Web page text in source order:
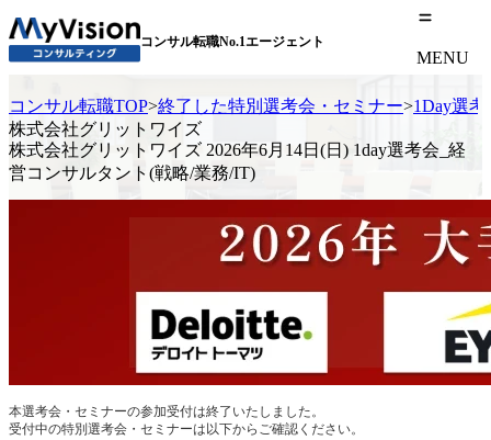
コンサル転職No.1エージェント
MENU
コンサル転職TOP>終了した特別選考会・セミナー>1Day選考
株式会社グリットワイズ
株式会社グリットワイズ 2026年6月14日(日) 1day選考会_経
営コンサルタント(戦略/業務/IT)
本選考会・セミナーの参加受付は終了いたしました。
受付中の特別選考会・セミナーは以下からご確認ください。